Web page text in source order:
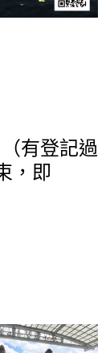
（有登記過
，即